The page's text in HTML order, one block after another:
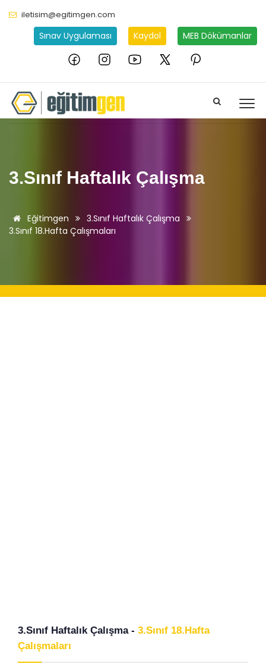
iletisim@egitimgen.com
Sınav Uygulaması Kaydol MEB Dökümanlar
3.Sınıf Haftalık Çalışma
Eğitimgen
3.Sınıf Haftalık Çalışma
3.Sınıf 18.Hafta Çalışmaları
3.Sınıf Haftalık Çalışma - 3.Sınıf 18.Hafta
Çalışmaları